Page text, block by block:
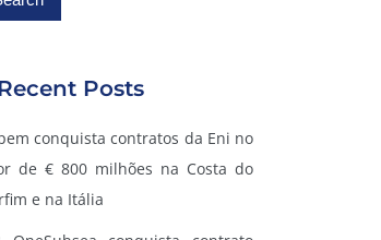
Posts
conquista contratos da Eni no
de € 800 milhões na Costa do
e na Itália